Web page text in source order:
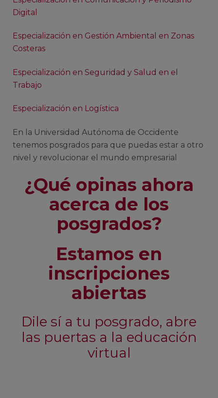
Digital
Especialización en Gestión Ambiental en Zonas
Costeras
Especialización en Seguridad y Salud en el
Trabajo
Especialización en Logística
En la Universidad Autónoma de Occidente
tenemos posgrados para que puedas estar a otro
nivel y revolucionar el mundo empresarial
¿Qué opinas ahora
acerca de los
posgrados?
Estamos en
inscripciones
abiertas
Dile sí a tu posgrado, abre
las puertas a la educación
virtual